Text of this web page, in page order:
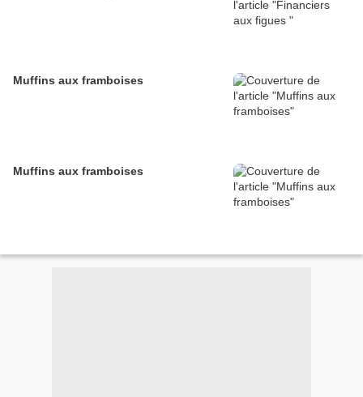
Muffins aux framboises
Muffins aux framboises